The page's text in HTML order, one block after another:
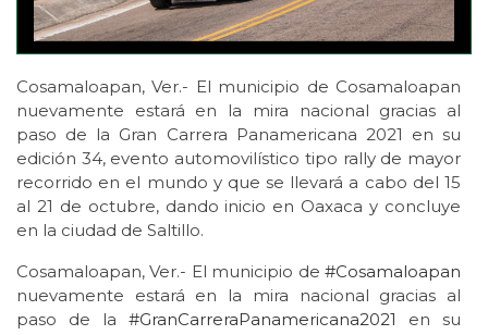
Cosamaloapan, Ver.- El municipio de Cosamaloapan
nuevamente estará en la mira nacional gracias al
paso de la Gran Carrera Panamericana 2021 en su
edición 34, evento automovilístico tipo rally de mayor
recorrido en el mundo y que se llevará a cabo del 15
al 21 de octubre, dando inicio en Oaxaca y concluye
en la ciudad de Saltillo.
Cosamaloapan, Ver.- El municipio de #Cosamaloapan
nuevamente estará en la mira nacional gracias al
paso de la #GranCarreraPanamericana2021
en su